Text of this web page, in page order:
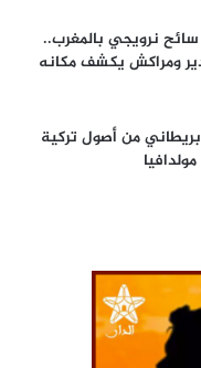
نرويجي بالمغرب..
ومراكش يكشف مكانه
من أصول تركية